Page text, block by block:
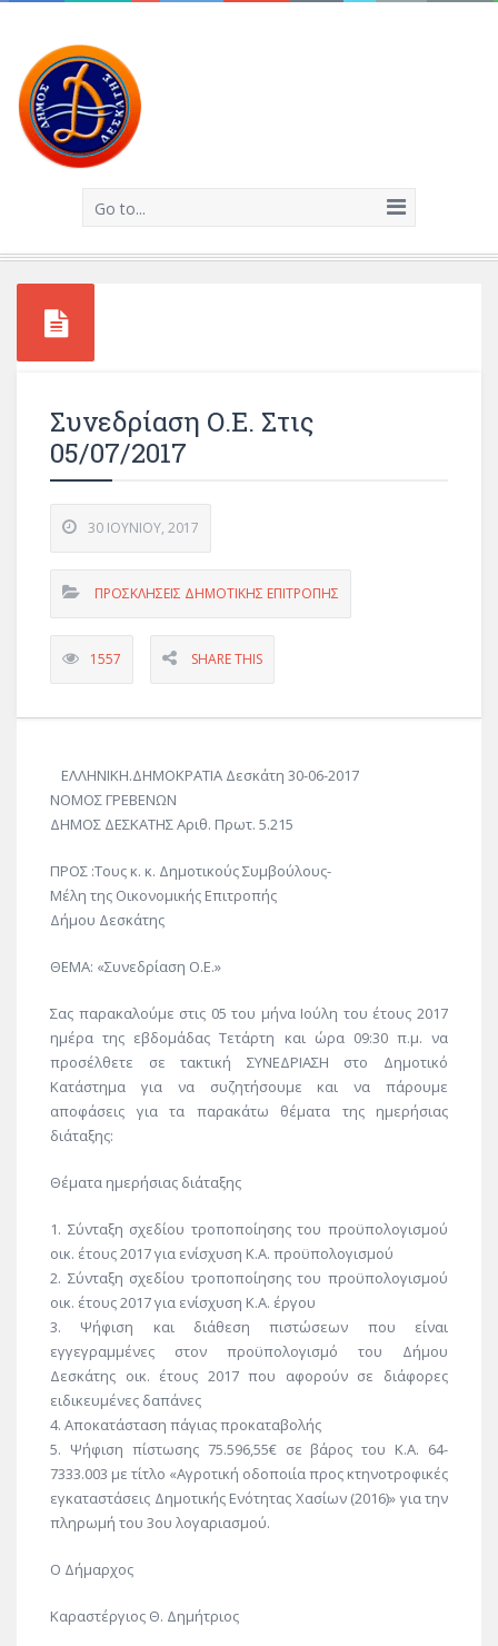
Go to...
Συνεδρίαση Ο.Ε. Στις
05/07/2017
30 ΙΟΥΝΊΟΥ, 2017
ΠΡΟΣΚΛΗΣΕΙΣ ΔΗΜΟΤΙΚΗΣ ΕΠΙΤΡΟΠΗΣ
1557 SHARE THIS
ΕΛΛΗΝΙΚΗ.ΔΗΜΟΚΡΑΤΙΑ Δεσκάτη 30-06-2017
ΝΟΜΟΣ ΓΡΕΒΕΝΩΝ
ΔΗΜΟΣ ΔΕΣΚΑΤΗΣ Αριθ. Πρωτ. 5.215
ΠΡΟΣ :Τους κ. κ. Δημοτικούς Συμβούλους-
Μέλη της Οικονομικής Επιτροπής
Δήμου Δεσκάτης
ΘΕΜΑ: «Συνεδρίαση Ο.Ε.»
Σας παρακαλούμε στις 05 του μήνα Ιούλη του έτους 2017
ημέρα της εβδομάδας Τετάρτη και ώρα 09:30 π.μ. να
προσέλθετε σε τακτική ΣΥΝΕΔΡΙΑΣΗ στο Δημοτικό
Κατάστημα για να συζητήσουμε και να πάρουμε
αποφάσεις για τα παρακάτω θέματα της ημερήσιας
διάταξης:
Θέματα ημερήσιας διάταξης
1. Σύνταξη σχεδίου τροποποίησης του προϋπολογισμού
οικ. έτους 2017 για ενίσχυση Κ.Α. προϋπολογισμού
2. Σύνταξη σχεδίου τροποποίησης του προϋπολογισμού
οικ. έτους 2017 για ενίσχυση Κ.Α. έργου
3. Ψήφιση και διάθεση πιστώσεων που είναι
εγγεγραμμένες στον προϋπολογισμό του Δήμου
Δεσκάτης οικ. έτους 2017 που αφορούν σε διάφορες
ειδικευμένες δαπάνες
4. Αποκατάσταση πάγιας προκαταβολής
5. Ψήφιση πίστωσης 75.596,55€ σε βάρος του Κ.Α. 64-
7333.003 με τίτλο «Αγροτική οδοποιία προς κτηνοτροφικές
εγκαταστάσεις Δημοτικής Ενότητας Χασίων (2016)» για την
πληρωμή του 3ου λογαριασμού.
Ο Δήμαρχος
Καραστέργιος Θ. Δημήτριος